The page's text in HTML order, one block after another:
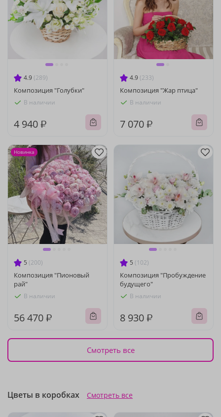
4.9 (289)
Композиция "Голубки"
В наличии
4 940 ₽
4.9 (233)
Композиция "Жар птица"
В наличии
7 070 ₽
5 (200)
Композиция "Пионовый
рай"
В наличии
56 470 ₽
Новинка
5 (102)
Композиция "Пробуждение
будущего"
В наличии
8 930 ₽
Смотреть все
Цветы в коробках Смотреть все